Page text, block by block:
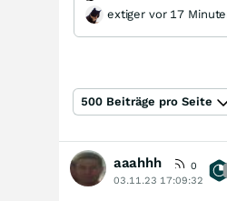
extiger vor 17
500 Beiträge pro Seite
aaahhh
0
03.11.23 17:09:32